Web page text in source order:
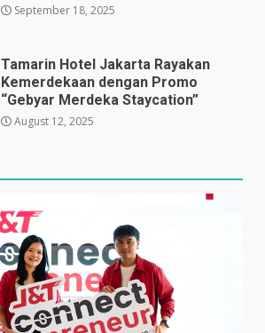
September 18, 2025
Tamarin Hotel Jakarta Rayakan
Kemerdekaan dengan Promo
“Gebyar Merdeka Staycation”
August 12, 2025